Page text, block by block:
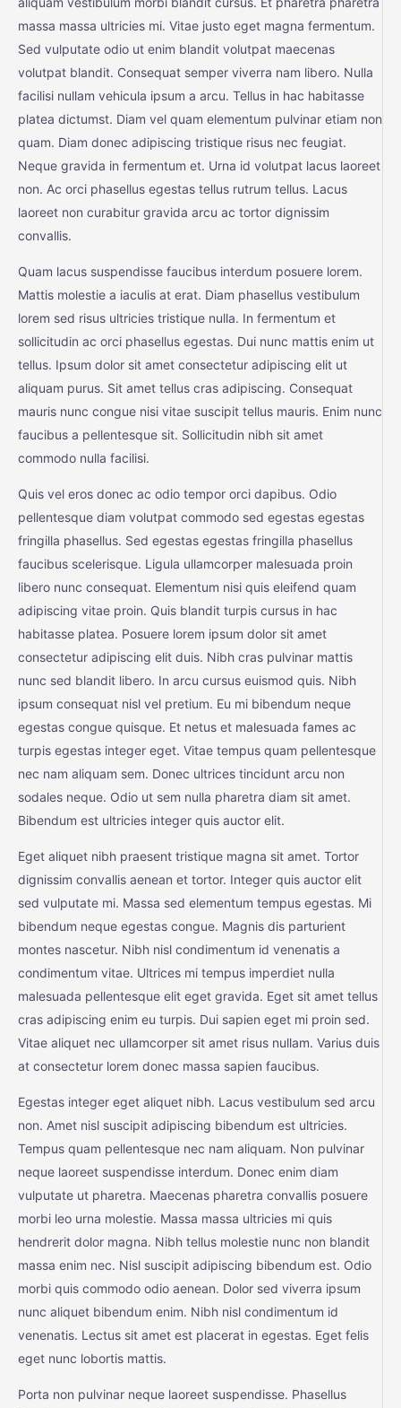
massa massa ultricies mi. Vitae justo eget magna fermentum.
Sed vulputate odio ut enim blandit volutpat maecenas
volutpat blandit. Consequat semper viverra nam libero. Nulla
facilisi nullam vehicula ipsum a arcu. Tellus in hac habitasse
platea dictumst. Diam vel quam elementum pulvinar etiam non
quam. Diam donec adipiscing tristique risus nec feugiat.
Neque gravida in fermentum et. Urna id volutpat lacus laoreet
non. Ac orci phasellus egestas tellus rutrum tellus. Lacus
laoreet non curabitur gravida arcu ac tortor dignissim
convallis.
Quam lacus suspendisse faucibus interdum posuere lorem.
Mattis molestie a iaculis at erat. Diam phasellus vestibulum
lorem sed risus ultricies tristique nulla. In fermentum et
sollicitudin ac orci phasellus egestas. Dui nunc mattis enim ut
tellus. Ipsum dolor sit amet consectetur adipiscing elit ut
aliquam purus. Sit amet tellus cras adipiscing. Consequat
mauris nunc congue nisi vitae suscipit tellus mauris. Enim nunc
faucibus a pellentesque sit. Sollicitudin nibh sit amet
commodo nulla facilisi.
Quis vel eros donec ac odio tempor orci dapibus. Odio
pellentesque diam volutpat commodo sed egestas egestas
fringilla phasellus. Sed egestas egestas fringilla phasellus
faucibus scelerisque. Ligula ullamcorper malesuada proin
libero nunc consequat. Elementum nisi quis eleifend quam
adipiscing vitae proin. Quis blandit turpis cursus in hac
habitasse platea. Posuere lorem ipsum dolor sit amet
consectetur adipiscing elit duis. Nibh cras pulvinar mattis
nunc sed blandit libero. In arcu cursus euismod quis. Nibh
ipsum consequat nisl vel pretium. Eu mi bibendum neque
egestas congue quisque. Et netus et malesuada fames ac
turpis egestas integer eget. Vitae tempus quam pellentesque
nec nam aliquam sem. Donec ultrices tincidunt arcu non
sodales neque. Odio ut sem nulla pharetra diam sit amet.
Bibendum est ultricies integer quis auctor elit.
Eget aliquet nibh praesent tristique magna sit amet. Tortor
dignissim convallis aenean et tortor. Integer quis auctor elit
sed vulputate mi. Massa sed elementum tempus egestas. Mi
bibendum neque egestas congue. Magnis dis parturient
montes nascetur. Nibh nisl condimentum id venenatis a
condimentum vitae. Ultrices mi tempus imperdiet nulla
malesuada pellentesque elit eget gravida. Eget sit amet tellus
cras adipiscing enim eu turpis. Dui sapien eget mi proin sed.
Vitae aliquet nec ullamcorper sit amet risus nullam. Varius duis
at consectetur lorem donec massa sapien faucibus.
Egestas integer eget aliquet nibh. Lacus vestibulum sed arcu
non. Amet nisl suscipit adipiscing bibendum est ultricies.
Tempus quam pellentesque nec nam aliquam. Non pulvinar
neque laoreet suspendisse interdum. Donec enim diam
vulputate ut pharetra. Maecenas pharetra convallis posuere
morbi leo urna molestie. Massa massa ultricies mi quis
hendrerit dolor magna. Nibh tellus molestie nunc non blandit
massa enim nec. Nisl suscipit adipiscing bibendum est. Odio
morbi quis commodo odio aenean. Dolor sed viverra ipsum
nunc aliquet bibendum enim. Nibh nisl condimentum id
venenatis. Lectus sit amet est placerat in egestas. Eget felis
eget nunc lobortis mattis.
Porta non pulvinar neque laoreet suspendisse. Phasellus